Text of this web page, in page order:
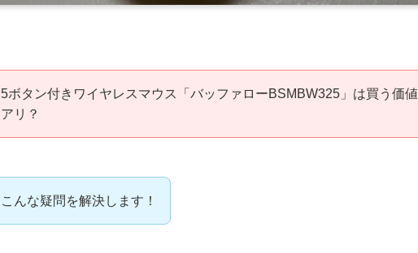
5ボタン付きワイヤレスマウス「バッファローBSMBW325」は買う価値
アリ？
こんな疑問を解決します！